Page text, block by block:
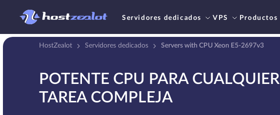
Servidores dedicados VPS Productos
HostZealot Servidores dedicados Servers with CPU Xeon E5-2697v3
POTENTE CPU PARA CUALQUIER
TAREA COMPLEJA